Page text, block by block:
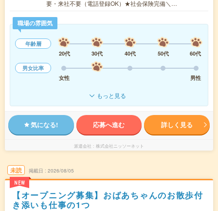
要・来社不要（電話登録OK）★社会保険完備＼…
職場の雰囲気
年齢層
20代
30代 40代 50代
60代
男女比率
女性
男性
もっと見る
気になる! 応募へ進む 詳しく見る
派遣会社 株式会社ニッソーネット
未読
NEW
掲載日 2026/08/05
【オープニング募集】おばあちゃんのお散歩付
き添いも仕事の1つ